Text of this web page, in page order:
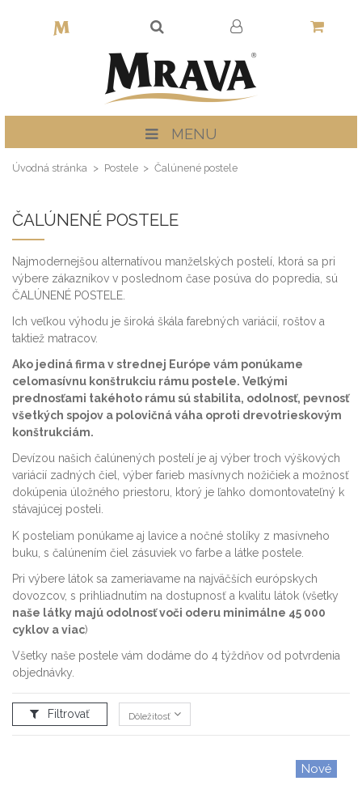
MENU
Úvodná stránka Postele Čalúnené postele
ČALÚNENÉ POSTELE
Najmodernejšou alternatívou manželských postelí, ktorá sa pri
výbere zákazníkov v poslednom čase posúva do popredia, sú
ČALÚNENÉ POSTELE.
Ich veľkou výhodu je široká škála farebných variácií, roštov a
taktiež matracov.
Ako jediná firma v strednej Európe vám ponúkame
celomasívnu konštrukciu rámu postele. Veľkými
prednosťami takéhoto rámu sú stabilita, odolnosť, pevnosť
všetkých spojov a polovičná váha oproti drevotrieskovým
konštrukciám.
Devízou našich čalúnených postelí je aj výber troch výškových
variácií zadných čiel, výber farieb masívnych nožičiek a možnosť
dokúpenia úložného priestoru, ktorý je ľahko domontovateľný k
stávajúcej posteli.
K posteliam ponúkame aj lavice a nočné stolíky z masívneho
buku, s čalúnením čiel zásuviek vo farbe a látke postele.
Pri výbere látok sa zameriavame na najväčších európskych
dovozcov, s prihliadnutím na dostupnosť a kvalitu látok (všetky
naše látky majú odolnosť voči oderu minimálne 45 000
cyklov a viac)
Všetky naše postele vám dodáme do 4 týždňov od potvrdenia
objednávky.
Filtrovať Dôležitosť
Nové